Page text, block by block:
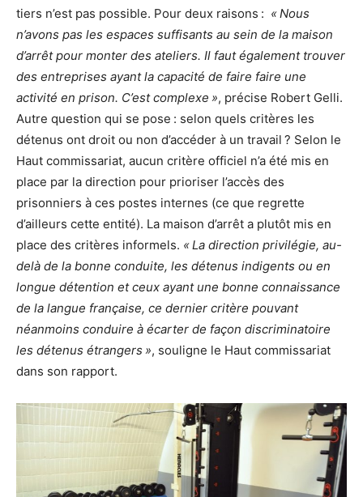
tiers n’est pas possible. Pour deux raisons : « Nous
n’avons pas les espaces suffisants au sein de la maison
d’arrêt pour monter des ateliers. Il faut également trouver
des entreprises ayant la capacité de faire faire une
activité en prison. C’est complexe », précise Robert Gelli.
Autre question qui se pose : selon quels critères les
détenus ont droit ou non d’accéder à un travail ? Selon le
Haut commissariat, aucun critère officiel n’a été mis en
place par la direction pour prioriser l’accès des
prisonniers à ces postes internes (ce que regrette
d’ailleurs cette entité). La maison d’arrêt a plutôt mis en
place des critères informels. « La direction privilégie, au-
delà de la bonne conduite, les détenus indigents ou en
longue détention et ceux ayant une bonne connaissance
de la langue française, ce dernier critère pouvant
néanmoins conduire à écarter de façon discriminatoire
les détenus étrangers », souligne le Haut commissariat
dans son rapport.